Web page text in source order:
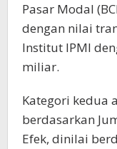
Pasar Modal
dengan nilai
Institut IPMI
miliar.
Kategori kedua
berdasarkan
Efek, dinilai